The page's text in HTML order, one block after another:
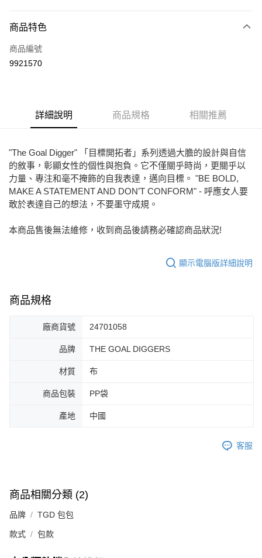
信用卡一次付款
LINE Pay
運送方式
宅配
免運費
付款後門市自取
商品特色
商品編號
9921570
詳細說明 商品規格 相關推薦
"The Goal Digger" 「目標開拓者」系列透過大膽的設計與自信
的敘事，彰顯女性的個性與抱負。它不僅關乎時尚，更關乎以
力量、專注和毫不掩飾的自我表達，邁向目標。 "BE BOLD,
MAKE A STATEMENT AND DON’T CONFORM" - 呼應女人要
敢於表達自己的想法，不要墨守成規。
本商品售後無法維修，收到商品後請務必確認商品狀況!
顯示電腦版詳細說明
商品規格
廠商貨號 24701058
品牌 THE GOAL DIGGERS
材質 布
商品包裝 PP袋
產地 中國
客服
商品相關分類 (2)
品牌 TGD 包包
款式 包款